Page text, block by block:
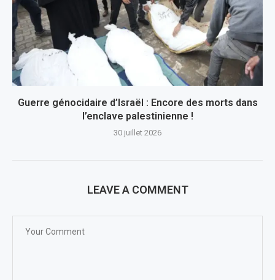
Guerre génocidaire d’Israël : Encore des morts dans
l’enclave palestinienne !
30 juillet 2026
LEAVE A COMMENT